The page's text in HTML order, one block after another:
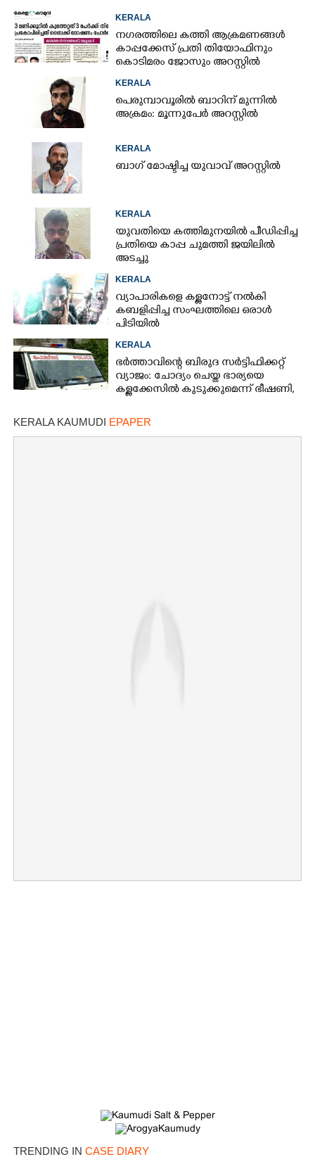
KERALA
നഗരത്തിലെ കത്തി ആക്രമണങ്ങൾ
കാപ്പക്കേസ് പ്രതി തിയോഫിനും
കൊടിമരം ജോസും അറസ്റ്റിൽ
KERALA
പെരുമ്പാവൂരിൽ ബാറിന് മുന്നിൽ
അക്രമം: മൂന്നുപേർ അറസ്റ്റിൽ
KERALA
ബാഗ് മോഷ്ടിച്ച യുവാവ് അറസ്റ്റിൽ
KERALA
യുവതിയെ കത്തിമുനയിൽ പീഡിപ്പിച്ച
പ്രതിയെ കാപ്പ ചുമത്തി ജയിലിൽ
അടച്ചു
KERALA
വ്യാപാരികളെ കള്ളനോട്ട് നൽകി
കബളിപ്പിച്ച സംഘത്തിലെ ഒരാൾ
പിടിയിൽ
KERALA
ഭർത്താവിന്റെ ബിരുദ സർട്ടിഫിക്കറ്റ്
വ്യാജം: ചോദ്യം ചെയ്ത ഭാര്യയെ
കള്ളക്കേസിൽ കുടുക്കുമെന്ന് ഭീഷണി,
KERALA KAUMUDI EPAPER
TRENDING IN CASE DIARY
Copy Link